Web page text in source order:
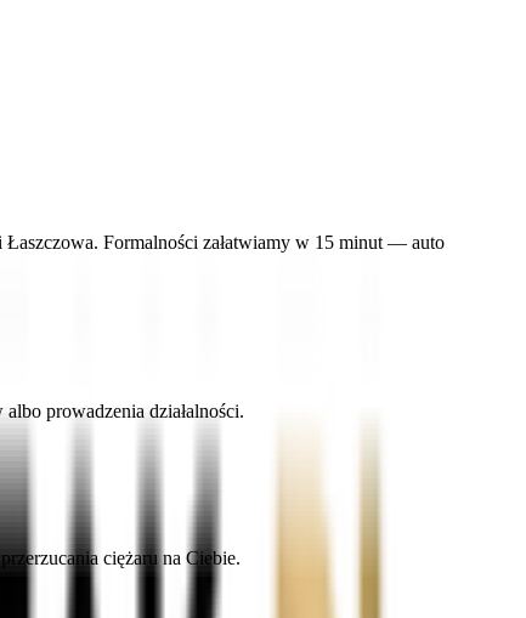
Formalności załatwiamy w 15 minut — auto
prowadzenia działalności.
ciężaru na Ciebie.